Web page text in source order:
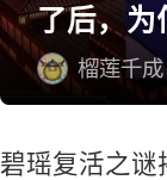
了后，为
榴莲千成
碧瑶复活之谜